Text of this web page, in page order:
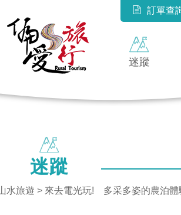
訂單查
迷蹤
迷蹤
水旅遊 > 來去電光玩! 多采多姿的農泊體